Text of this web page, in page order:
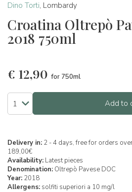
Dino Torti, Lombardy
Croatina Oltrepò
2018 750ml
€ 12,90 for 750ml
Add to
Delivery in: 2 - 4 days, free for orders
189,00€
Availability: Latest pieces
Denomination: Oltrepò Pavese DOC
Year: 2018
Allergens: solfiti superiori a 10 mg/l